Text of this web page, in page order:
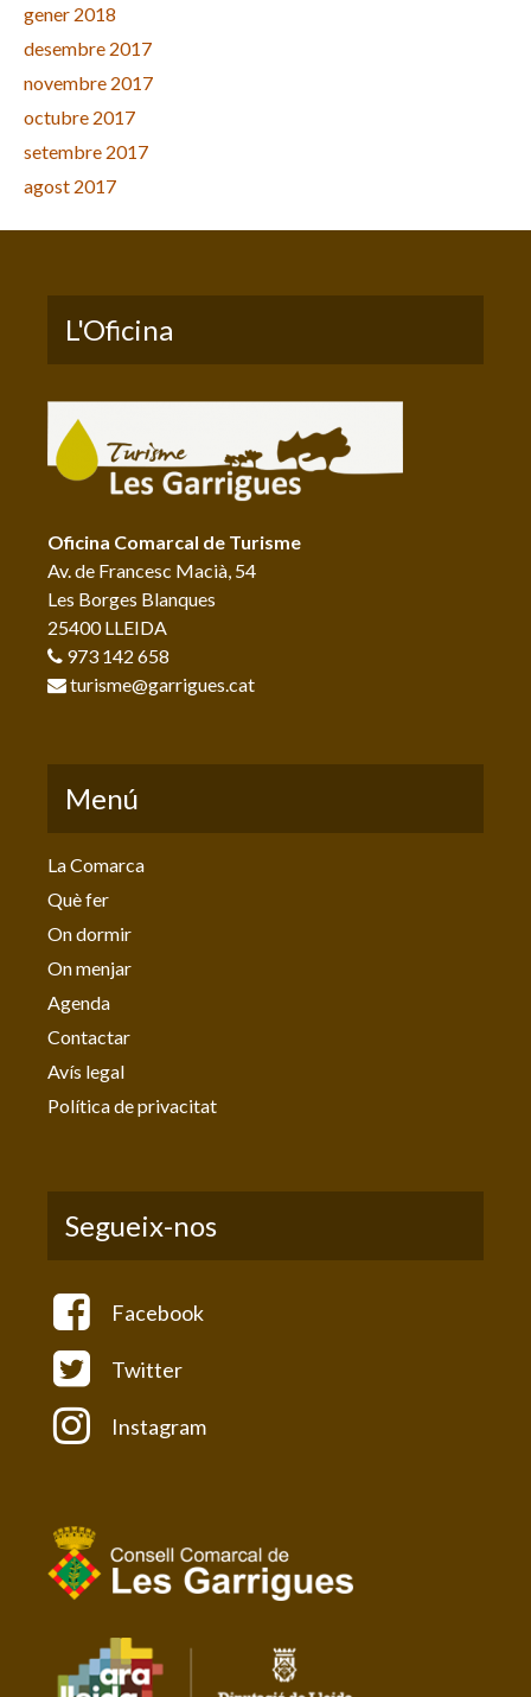
gener 2018
desembre 2017
novembre 2017
octubre 2017
setembre 2017
agost 2017
L'Oficina
Oficina Comarcal de Turisme
Av. de Francesc Macià, 54
Les Borges Blanques
25400 LLEIDA
973 142 658
turisme@garrigues.cat
Menú
La Comarca
Què fer
On dormir
On menjar
Agenda
Contactar
Avís legal
Política de privacitat
Segueix-nos
Facebook
Twitter
Instagram